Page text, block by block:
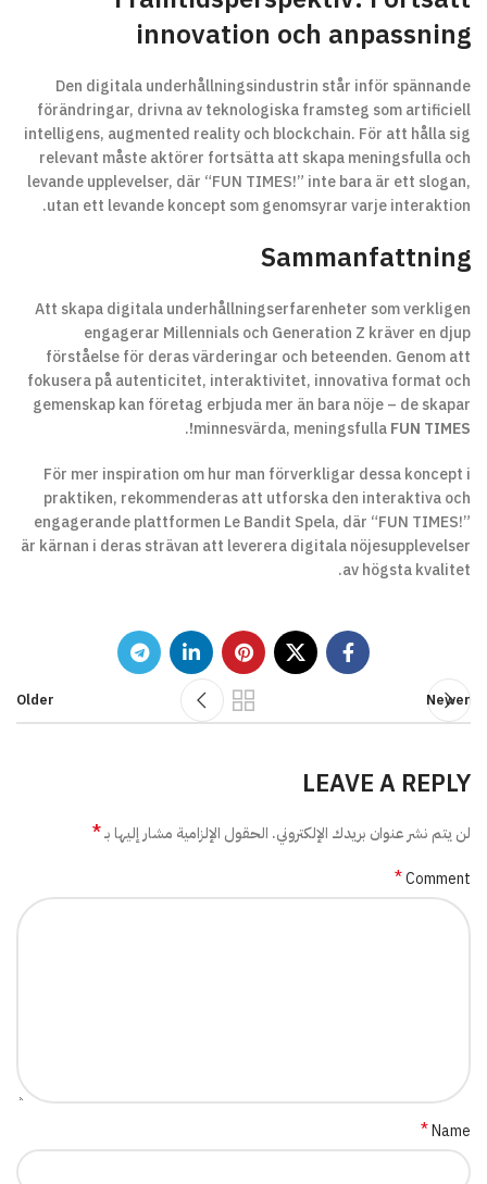
innovation och anpassning
Den digitala underhållningsindustrin står inför spännande
förändringar, drivna av teknologiska framsteg som artificiell
intelligens, augmented reality och blockchain. För att hålla sig
relevant måste aktörer fortsätta att skapa meningsfulla och
levande upplevelser, där “FUN TIMES!” inte bara är ett slogan,
utan ett levande koncept som genomsyrar varje interaktion.
Sammanfattning
Att skapa digitala underhållningserfarenheter som verkligen
engagerar Millennials och Generation Z kräver en djup
förståelse för deras värderingar och beteenden. Genom att
fokusera på autenticitet, interaktivitet, innovativa format och
gemenskap kan företag erbjuda mer än bara nöje – de skapar
minnesvärda, meningsfullaFUN TIMES!
.
För mer inspiration om hur man förverkligar dessa koncept i
praktiken, rekommenderas att utforska den interaktiva och
engagerande plattformen Le Bandit Spela, där “FUN TIMES!”
är kärnan i deras strävan att leverera digitala nöjesupplevelser
av högsta kvalitet.
Newer
Older
LEAVE A REPLY
لن يتم نشر عنوان بريدك الإلكتروني. الحقول الإلزامية مشار إليها بـ*
Comment
*
Name
*